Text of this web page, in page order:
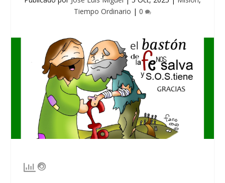
Tiempo Ordinario | 0